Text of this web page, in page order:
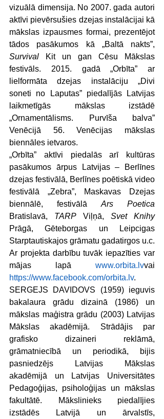
vizuālā dimensija. No 2007. gada autori
aktīvi pievērsušies dzejas instalācijai kā
mākslas izpausmes formai, prezentējot
Survival Kit un gan Cēsu Mākslas
festivāls. 2015. gadā „Orbīta” ar
lielformāta dzejas instalāciju „Divi
soneti no Laputas” piedalījās Latvijas
laikmetīgās mākslas izstādē
„Ornamentālisms. Purvīša balva”
Venēcijā 56. Venēcijas mākslas
biennāles ietvaros.
„Orbīta” aktīvi piedalās arī kultūras
pasākumos ārpus Latvijas – Berlīnes
dzejas festivālā, Berlīnes poētiskā video
festivālā „Zebra”, Maskavas Dzejas
biennālē, festivālā Ars Poetica
Bratislavā, TARP Viļņā, Svet Knihy
Prāgā, Gēteborgas un Leipcigas
Starptautiskajos grāmatu gadatirgos u.c.
Ar projekta darbību tuvāk iepazīties var
mājas lapā www.orbita.lv
https://www.facebook.com/orbita.lv.
SERGEJS DAVIDOVS (1959) ieguvis
bakalaura grādu dizainā (1986) un
mākslas maģistra grādu (2003) Latvijas
Mākslas akadēmijā. Strādājis par
grafisko dizaineri reklāmā,
grāmatniecībā un periodikā, bijis
pasniedzējs Latvijas Mākslas
akadēmijā un Latvijas Universitātes
Pedagoģijas, psiholoģijas un mākslas
fakultātē. Mākslinieks piedalījies
izstādēs Latvijā un ārvalstīs,